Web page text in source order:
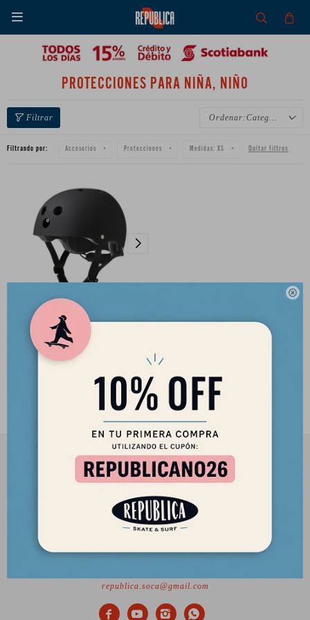


PROTECCIONES PARA NIÑA, NIÑO
Categoría
Filtrando por: Accesorios Protecciones Medidas: XS Quitar filtros
Casco Eight Ball Black - Talle
XS/JR (+5)
2.032
2901 8448 / 098 480 004
republica.soca@gmail.com
   